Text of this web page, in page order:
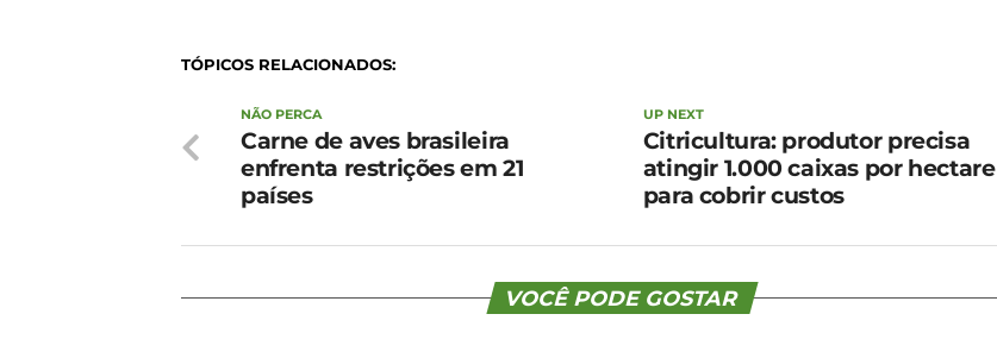
TÓPICOS RELACIONADOS:
UP NEXT
Citricultura: produtor precisa
atingir 1.000 caixas por hectare
para cobrir custos
NÃO PERCA
Carne de aves brasileira
enfrenta restrições em 21
países
VOCÊ PODE GOSTAR